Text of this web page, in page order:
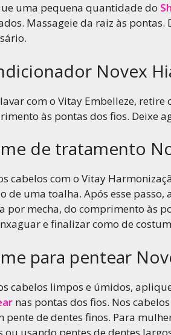
uma pequena quantidade do
Massageie da raiz às pontas.
Novex
com o Vitay Embelleze, retire
às pontas dos fios. Deixe
de tratamento
cabelos com o Vitay
de uma toalha. Após esse passo,
por mecha, do comprimento às
e finalizar como de
para pentear
cabelos limpos e úmidos,
nas pontas dos fios. Nos
pente de dentes finos. Para
ou usando pentes de dentes